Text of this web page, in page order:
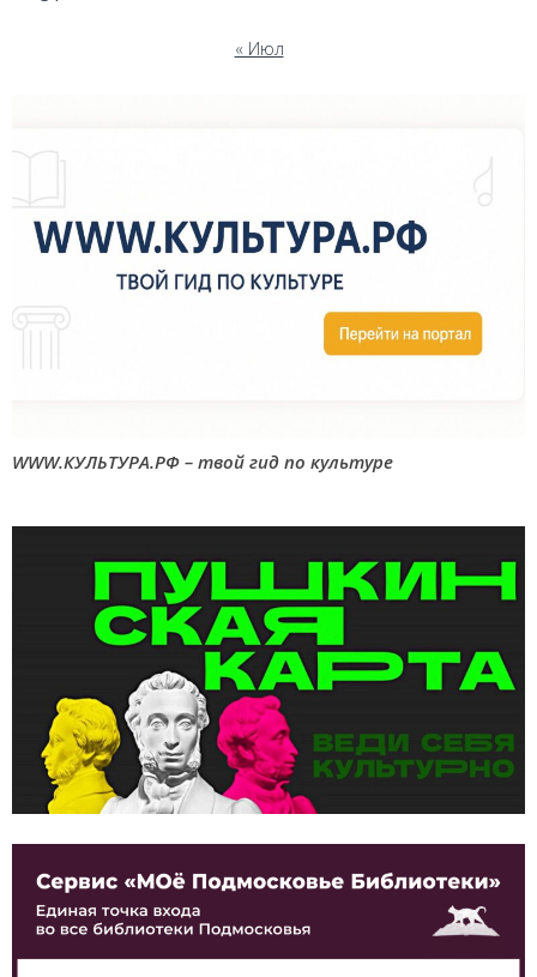
« Июл
WWW.КУЛЬТУРА.РФ – твой гид по культуре